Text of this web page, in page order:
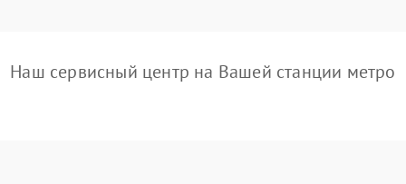
Наш сервисный центр на Вашей станции метро